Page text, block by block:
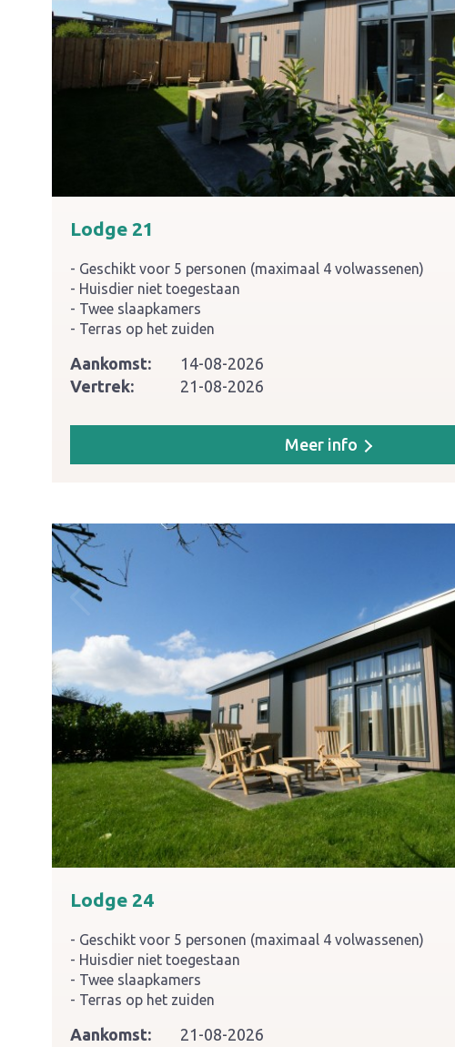
Lodge 21
Geschikt voor 5 personen (maximaal 4 volwassenen)
Huisdier niet toegestaan
Twee slaapkamers
Terras op het zuiden
Aankomst:
14-08-2026
Vertrek:
21-08-2026
Meer info
Lodge 24
Geschikt voor 5 personen (maximaal 4 volwassenen)
Huisdier niet toegestaan
Twee slaapkamers
Terras op het zuiden
Aankomst:
21-08-2026